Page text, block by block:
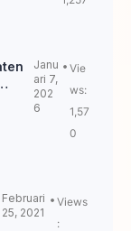
Janu
ari 7,
202
6
Vie
ws:
1,57
0
Februari
25, 2021
Views
: